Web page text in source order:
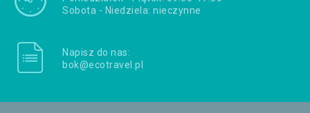
Sobota - Niedziela: nieczynne
Napisz do nas:
bok@ecotravel.pl